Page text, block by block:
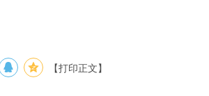
【打印正文】